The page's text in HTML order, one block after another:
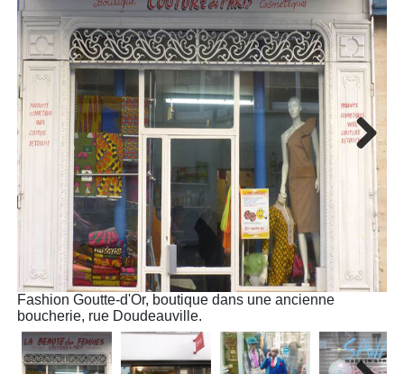
Fashion Goutte-d'Or, boutique dans une ancienne
boucherie, rue Doudeauville.
Next